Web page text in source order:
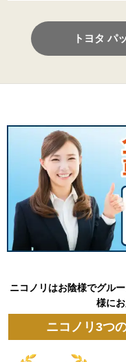
トヨタ パ
ニコノリはお陰様でグル
様に
ニコノリ3つ